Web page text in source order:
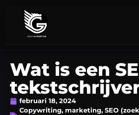
Wat is een
februari 18, 2024
Copywriting, marketing, SEO